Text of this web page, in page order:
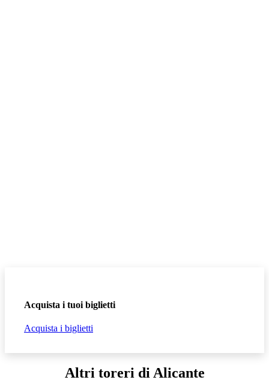
Acquista i tuoi biglietti
Acquista i biglietti
Altri toreri di Alicante